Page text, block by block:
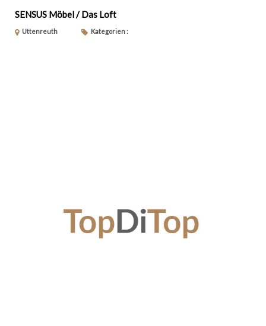
SENSUS Möbel / Das Loft
Uttenreuth Kategorien :